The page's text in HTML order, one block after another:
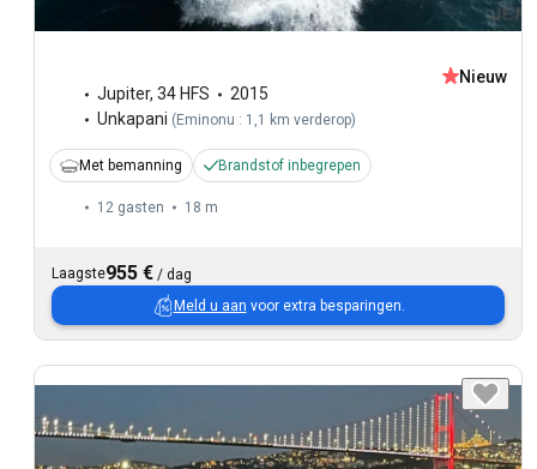
Jupiter, 34 HFS
2015
Unkapani ( Eminonu : 1,1 km verderop)
Nieuw
Met bemanning Brandstof inbegrepen
12 gasten 18 m
Laagste955 € / dag
Meld u aan voor extra besparingen.